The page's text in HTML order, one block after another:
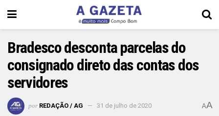
Bradesco desconta parcelas do
consignado direto das contas dos
servidores
por REDAÇÃO / AG 31 de julho de 2020 AA